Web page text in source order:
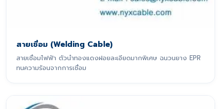
สายเชื่อม (Welding Cable)
สายเชื่อมไฟฟ้า ตัวนำทองแดงฝอยละเอียดมากพิเศษ ฉนวนยาง EPR
ทนความร้อนจากการเชื่อม